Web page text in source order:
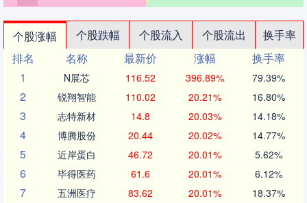
个股涨幅 个股跌幅 个股流入 个股流出
换手率
排名
名称 最新价 涨幅
换手率
1
N展芯 116.52 396.89% 79.39%
2 锐翔智能 110.02 20.21% 16.80%
3 志特新材 14.8 20.03% 14.18%
4 博腾股份 20.44 20.02% 14.77%
5 近岸蛋白 46.72 20.01% 5.62%
6 毕得医药 61.6 20.01% 6.12%
7 五洲医疗 83.62 20.01% 18.37%